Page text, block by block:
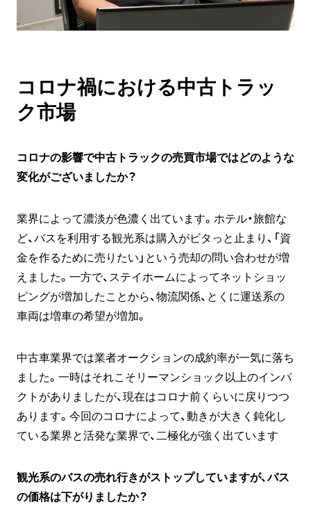
コロナ禍における中古トラッ
ク市場
コロナの影響で中古トラックの売買市場ではどのような
変化がございましたか？
業界によって濃淡が色濃く出ています。ホテル・旅館な
ど、バスを利用する観光系は購入がビタっと止まり、「資
金を作るために売りたい」という売却の問い合わせが増
えました。一方で、ステイホームによってネットショッ
ピングが増加したことから、物流関係、とくに運送系の
車両は増車の希望が増加。
中古車業界では業者オークションの成約率が一気に落ち
ました。一時はそれこそリーマンショック以上のインパ
クトがありましたが、現在はコロナ前くらいに戻りつつ
あります。今回のコロナによって、動きが大きく鈍化し
ている業界と活発な業界で、二極化が強く出ています
観光系のバスの売れ行きがストップしていますが、バス
の価格は下がりましたか？